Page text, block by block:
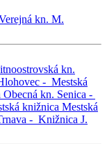
kn. M.
kn.
- Mestská
Obecná kn. Senica -
knižnica Mestská
- Knižnica J.